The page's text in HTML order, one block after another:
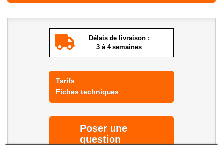
Délais de livraison :
3 à 4 semaines
Tarifs
Fiches techniques
Poser une
question